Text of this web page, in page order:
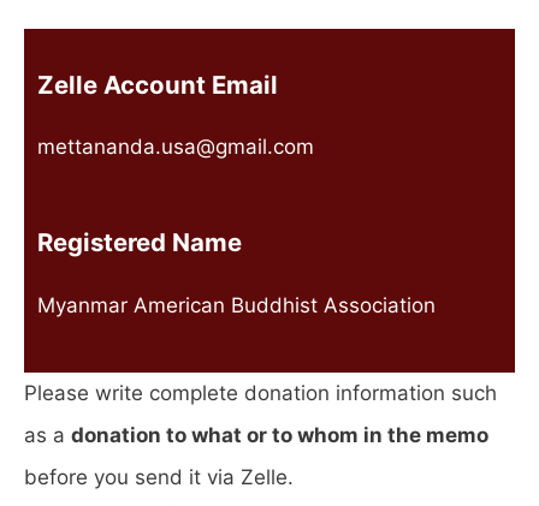
Zelle Account Email
mettananda.usa@gmail.com
Registered Name
Myanmar American Buddhist Association
Please write complete donation information such
as a donation to what or to whom in the memo
before you send it via Zelle.